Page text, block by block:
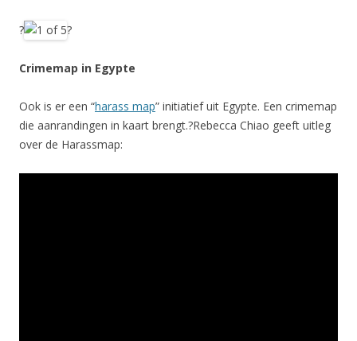
? ?
Crimemap in Egypte
Ook is er een “harass map” initiatief uit Egypte. Een crimemap
die aanrandingen in kaart brengt.?Rebecca Chiao geeft uitleg
over de Harassmap: